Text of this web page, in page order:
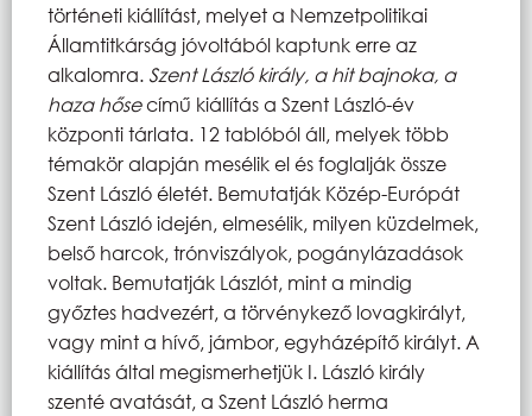
történeti kiállítást, melyet a Nemzetpolitikai
Államtitkárság jóvoltából kaptunk erre az
alkalomra. Szent László király, a hit bajnoka, a
haza hősecímű kiállítás a Szent László-év
központi tárlata. 12 tablóból áll, melyek több
témakör alapján mesélik el és foglalják össze
Szent László életét. Bemutatják Közép-Európát
Szent László idején, elmesélik, milyen küzdelmek,
belső harcok, trónviszályok, pogánylázadások
voltak. Bemutatják Lászlót, mint a mindig
győztes hadvezért, a törvénykező lovagkirályt,
vagy mint a hívő, jámbor, egyházépítő királyt. A
kiállítás által megismerhetjük I. László király
szenté avatását, a Szent László herma